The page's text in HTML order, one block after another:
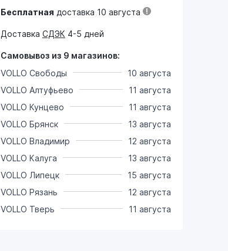
Бесплатная доставка 10 августа
Доставка СДЭК 4-5 дней
Самовывоз из 9 магазинов:
VOLLO Свободы
10 августа
VOLLO Алтуфьево
11 августа
VOLLO Кунцево
11 августа
VOLLO Брянск
13 августа
VOLLO Владимир
12 августа
VOLLO Калуга
13 августа
VOLLO Липецк
15 августа
VOLLO Рязань
12 августа
VOLLO Тверь
11 августа